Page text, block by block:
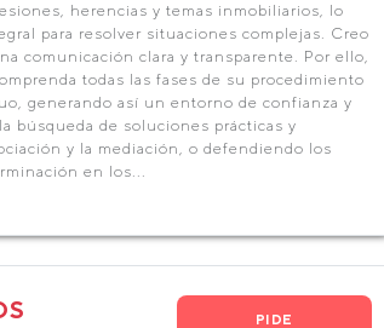
herencias y temas inmobiliarios, lo
para resolver situaciones complejas. Creo
comunicación clara y transparente. Por ello,
todas las fases de su procedimiento
generando así un entorno de confianza y
búsqueda de soluciones prácticas y
y la mediación, o defendiendo los
en los...
PIDE